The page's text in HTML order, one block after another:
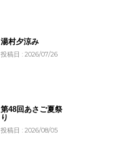
湯村夕涼み
投稿日 : 2026/07/26
第48回あさご夏祭
り
投稿日 : 2026/08/05